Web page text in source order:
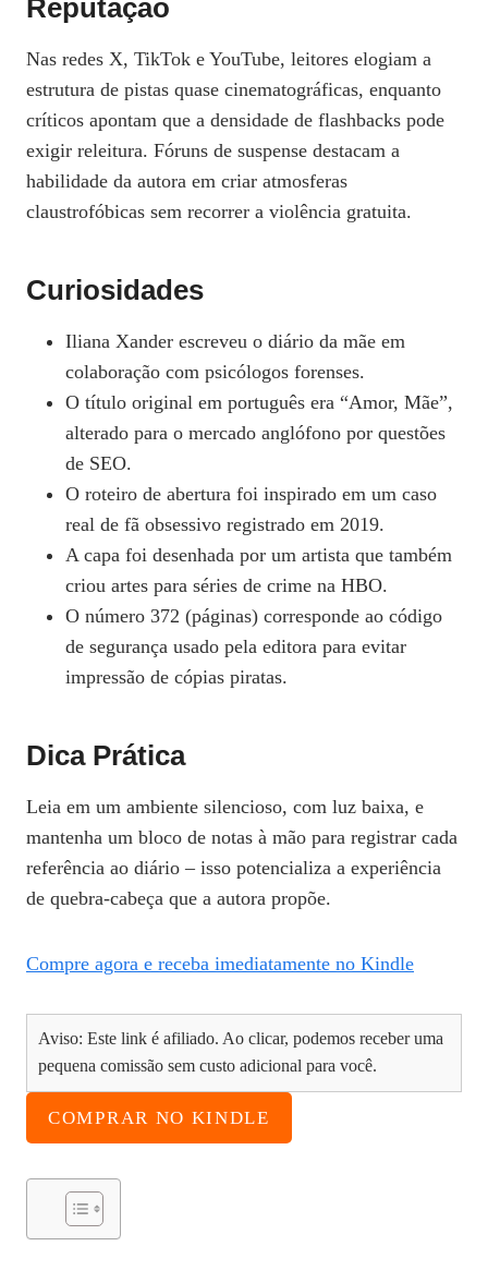
Reputação
Nas redes X, TikTok e YouTube, leitores elogiam a
estrutura de pistas quase cinematográficas, enquanto
críticos apontam que a densidade de flashbacks pode
exigir releitura. Fóruns de suspense destacam a
habilidade da autora em criar atmosferas
claustrofóbicas sem recorrer a violência gratuita.
Curiosidades
Iliana Xander escreveu o diário da mãe em
colaboração com psicólogos forenses.
O título original em português era “Amor, Mãe”,
alterado para o mercado anglófono por questões
de SEO.
O roteiro de abertura foi inspirado em um caso
real de fã obsessivo registrado em 2019.
A capa foi desenhada por um artista que também
criou artes para séries de crime na HBO.
O número 372 (páginas) corresponde ao código
de segurança usado pela editora para evitar
impressão de cópias piratas.
Dica Prática
Leia em um ambiente silencioso, com luz baixa, e
mantenha um bloco de notas à mão para registrar cada
referência ao diário – isso potencializa a experiência
de quebra‑cabeça que a autora propõe.
Compre agora e receba imediatamente no Kindle
Aviso: Este link é afiliado. Ao clicar, podemos receber uma
pequena comissão sem custo adicional para você.
COMPRAR NO KINDLE